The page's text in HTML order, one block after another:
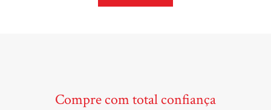
Compre com total confiança